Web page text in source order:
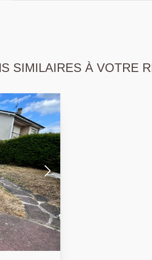
SIMILAIRES À VOTRE